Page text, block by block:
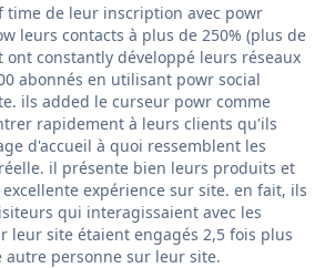
time de leur inscription avec powr
leurs contacts à plus de 250% (plus de
ont constantly développé leurs réseaux
abonnés en utilisant powr social
ils added le curseur powr comme
rapidement à leurs clients qu'ils
d'accueil à quoi ressemblent les
il présente bien leurs produits et
expérience sur site. en fait, ils
qui interagissaient avec les
leur site étaient engagés 2,5 fois plus
personne sur leur site.